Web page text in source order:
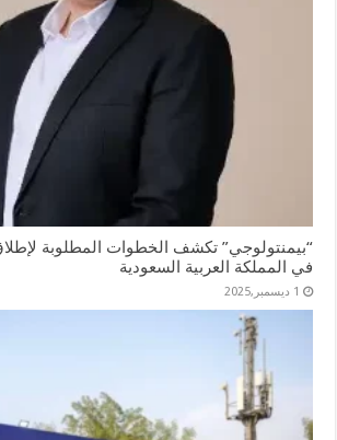
“بيمنتولوجي” تكشف الخطوات المطلوبة
في المملكة العربية السعودية
1 ديسمبر,2025